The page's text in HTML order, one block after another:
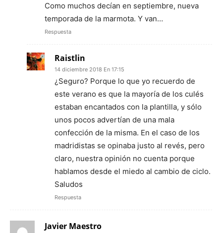
Como muchos decían en septiembre, nueva
temporada de la marmota. Y van…
Respuesta
Raistlin
14 diciembre 2018 En 17:15
¿Seguro? Porque lo que yo recuerdo de
este verano es que la mayoría de los culés
estaban encantados con la plantilla, y sólo
unos pocos advertían de una mala
confección de la misma. En el caso de los
madridistas se opinaba justo al revés, pero
claro, nuestra opinión no cuenta porque
hablamos desde el miedo al cambio de ciclo.
Saludos
Respuesta
Javier Maestro